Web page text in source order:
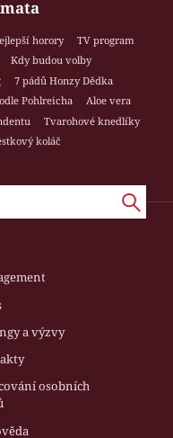
horory
TV program
Kdy budou volby
7 pádů Honzy Dědka
Pohlreicha
Aloe vera
Tvarohové knedlíky
koláč
a výzvy
osobních